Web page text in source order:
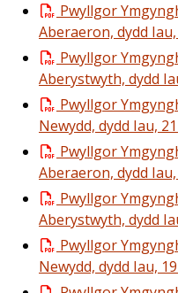
Pwyllgor
Aberaeron, dydd
Pwyllgor
Aberystwyth, dydd
Pwyllgor
Newydd, dydd Iau,
Pwyllgor
Aberaeron, dydd
Pwyllgor
Aberystwyth, dydd
Pwyllgor
Newydd, dydd Iau,